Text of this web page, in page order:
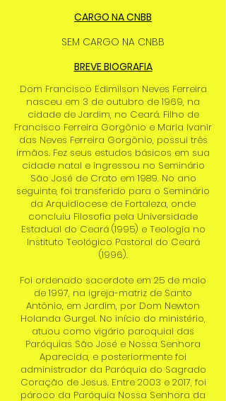
CARGO NA CNBB
SEM CARGO NA CNBB
BREVE BIOGRAFIA
Dom Francisco Edimilson Neves Ferreira
nasceu em 3 de outubro de 1969, na
cidade de Jardim, no Ceará. Filho de
Francisco Ferreira Gorgônio e Maria Ivanir
das Neves Ferreira Gorgônio, possui três
irmãos. Fez seus estudos básicos em sua
cidade natal e ingressou no Seminário
São José de Crato em 1989. No ano
seguinte, foi transferido para o Seminário
da Arquidiocese de Fortaleza, onde
concluiu Filosofia pela Universidade
Estadual do Ceará (1995) e Teologia no
Instituto Teológico Pastoral do Ceará
(1996).
Foi ordenado sacerdote em 25 de maio
de 1997, na igreja-matriz de Santo
Antônio, em Jardim, por Dom Newton
Holanda Gurgel. No início do ministério,
atuou como vigário paroquial das
Paróquias São José e Nossa Senhora
Aparecida, e posteriormente foi
administrador da Paróquia do Sagrado
Coração de Jesus. Entre 2003 e 2017, foi
pároco da Paróquia Nossa Senhora da